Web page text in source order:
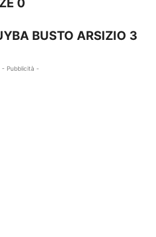
BUSTO ARSIZIO 3
- Pubblicità -